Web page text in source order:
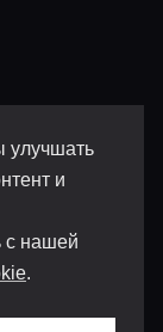
улучшать
и
с нашей
.